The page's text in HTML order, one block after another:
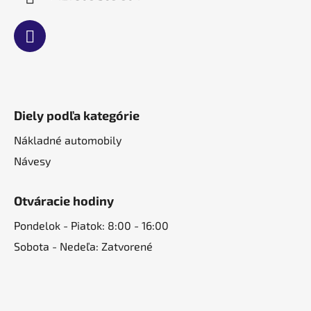
Diely podľa kategórie
Nákladné automobily
Návesy
Otváracie hodiny
Pondelok - Piatok: 8:00 - 16:00
Sobota - Nedeľa: Zatvorené